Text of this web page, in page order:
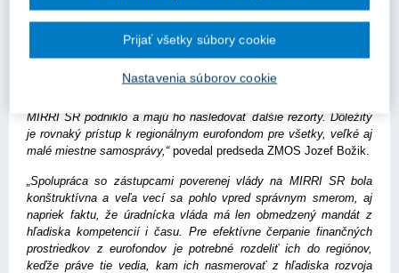
„V nastavení eurofondov sme sa posunuli bližšie k regiónom a tiež
v našej snahe znižovať rozdiely v úrovni rozvoja medzi regiónmi v
spravuje, stará sa o rozvoj územia a jej obyvateľov, a k tomu patrí
MIRRI SR podniklo a majú ho nasledovať ďalšie rezorty. Dôležitý
je rovnaký prístup k regionálnym eurofondom pre všetky, veľké aj
malé miestne samosprávy,“ povedal predseda ZMOS Jozef Božik.
„Spolupráca so zástupcami poverenej vlády na MIRRI SR bola
konštruktívna a veľa vecí sa pohlo vpred správnym smerom, aj
napriek faktu, že úradnícka vláda má len obmedzený mandát z
hľadiska kompetencií i času. Pre efektívne čerpanie finančných
prostriedkov z eurofondov je potrebné rozdeliť ich do regiónov,
keďže práve tie vedia, kam ich nasmerovať z hľadiska rozvoja
Nastavenia súborov cookie
Prijať všetky súbory cookie